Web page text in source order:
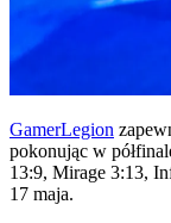
GamerLegion
pokonując w
13:9, Mirage 3:13,
17 maja.